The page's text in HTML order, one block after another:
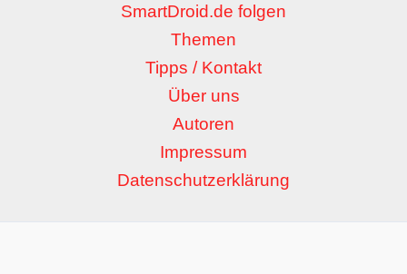
SmartDroid.de folgen
Themen
Tipps / Kontakt
Über uns
Autoren
Impressum
Datenschutzerklärung